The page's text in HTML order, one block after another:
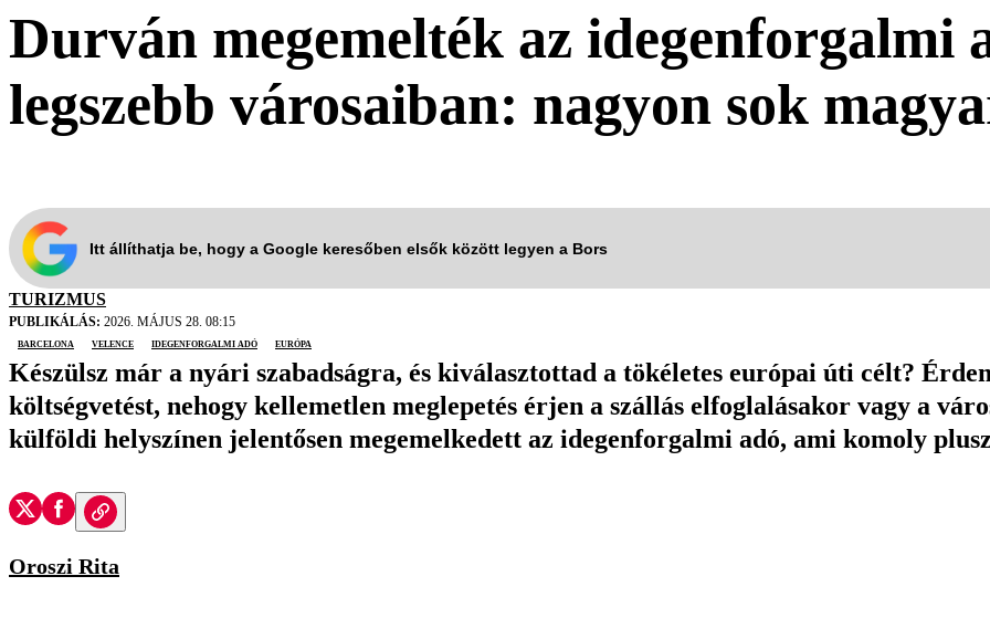
Durván megemelték az idegenforgalmi
legszebb városaiban: nagyon sok
Itt állíthatja be, hogy a Google keresőben elsők között legyen a Bors
TURIZMUS
PUBLIKÁLÁS: 2026. MÁJUS 28. 08:15
Barcelona
Velence idegenforgalmi adó Európa
Készülsz már a nyári szabadságra, és kiválasztottad a tökéletes európai úti célt?
költségvetést, nehogy kellemetlen meglepetés érjen a szállás elfoglalásakor vagy a
külföldi helyszínen jelentősen megemelkedett az idegenforgalmi adó, ami komoly
Oroszi Rita